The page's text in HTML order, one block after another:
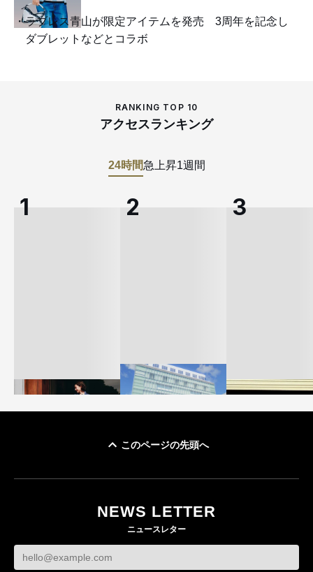
ラブレス青山が限定アイテムを発売 3周年を記念し
ダブレットなどとコラボ
RANKING TOP 10
アクセスランキング
24時間急上昇1週間
ケットなど7型を発売
FASHION
FASHION
BUSINESS
このページの先頭へ
NEWS LETTER
ニュースレター